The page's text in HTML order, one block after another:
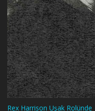
Rex Harrison Uşak Rolünde